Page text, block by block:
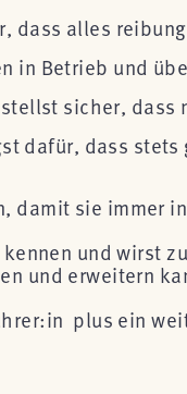
dass alles
in Betrieb und
sicher, dass
dafür, dass
damit sie immer
und wirst
und erweitern
plus ein